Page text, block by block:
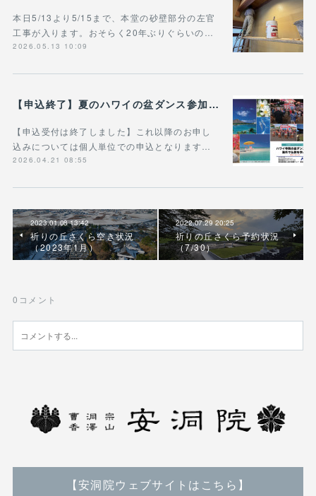
本日5/13より5/15まで、本堂の砂壁部分の左官
工事が入ります。おそらく20年ぶりぐらいの…
2026.05.13 10:09
【申込終了】夏のハワイの盆ダンス参加ツアー
【申込受付は終了しました】これ以降のお申し
込みについては個人単位での申込となります…
2026.04.21 08:55
2023.01.08 13:42
祈りの丘さくら空き状況
（2023年1月）
2022.07.29 20:25
祈りの丘さくら予約状況
（7/30）
0 コメント
【安洞院ウェブサイトはこちら】